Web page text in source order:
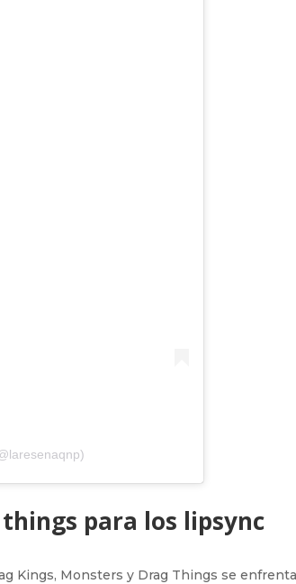
para los lipsync
Kings, Monsters y Drag Things se